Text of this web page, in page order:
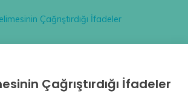
Çağrıştırdığı İfadeler
Çağrıştırdığı İfadeler